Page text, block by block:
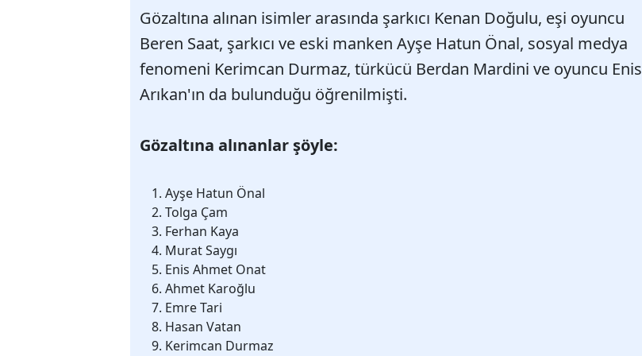
Gözaltına alınan isimler arasında şarkıcı Kenan Doğulu, eşi oyuncu
Beren Saat, şarkıcı ve eski manken Ayşe Hatun Önal, sosyal medya
fenomeni Kerimcan Durmaz, türkücü Berdan Mardini ve oyuncu Enis
Arıkan'ın da bulunduğu öğrenilmişti.
Gözaltına alınanlar şöyle:
Ayşe Hatun Önal
Tolga Çam
Ferhan Kaya
Murat Saygı
Enis Ahmet Onat
Ahmet Karoğlu
Emre Tari
Hasan Vatan
Kerimcan Durmaz